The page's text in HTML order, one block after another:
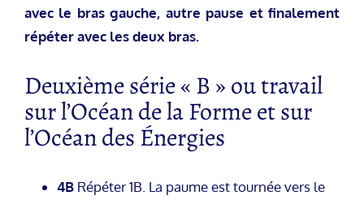
avec le bras gauche, autre pause et finalement
répéter avec les deux bras.
Deuxième série « B » ou travail
sur l’Océan de la Forme et sur
l’Océan des Énergies
4B Répéter 1B. La paume est tournée vers le